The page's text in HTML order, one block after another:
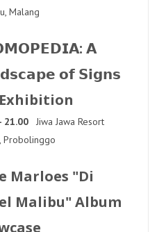
Malang
𝗔
𝗼𝗳 𝗦𝗶𝗴𝗻𝘀
21.00
Jiwa Jawa Resort
Probolinggo
Marloes "Di
Malibu" Album